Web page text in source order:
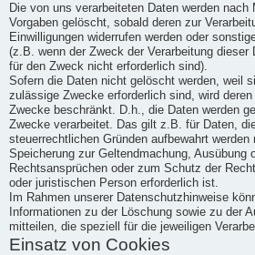
Die von uns verarbeiteten Daten werden
Vorgaben gelöscht, sobald deren zur
Einwilligungen widerrufen werden oder
(z.B. wenn der Zweck der Verarbeitung
für den Zweck nicht erforderlich sind).
Sofern die Daten nicht gelöscht werden, weil
zulässige Zwecke erforderlich sind, wird
Zwecke beschränkt. D.h., die Daten werden
Zwecke verarbeitet. Das gilt z.B. für Daten,
steuerrechtlichen Gründen aufbewahrt werden
Speicherung zur Geltendmachung, Ausübung
Rechtsansprüchen oder zum Schutz der
oder juristischen Person erforderlich ist.
Im Rahmen unserer Datenschutzhinweise
Informationen zu der Löschung sowie zu der
mitteilen, die speziell für die jeweiligen
Einsatz von Cookies